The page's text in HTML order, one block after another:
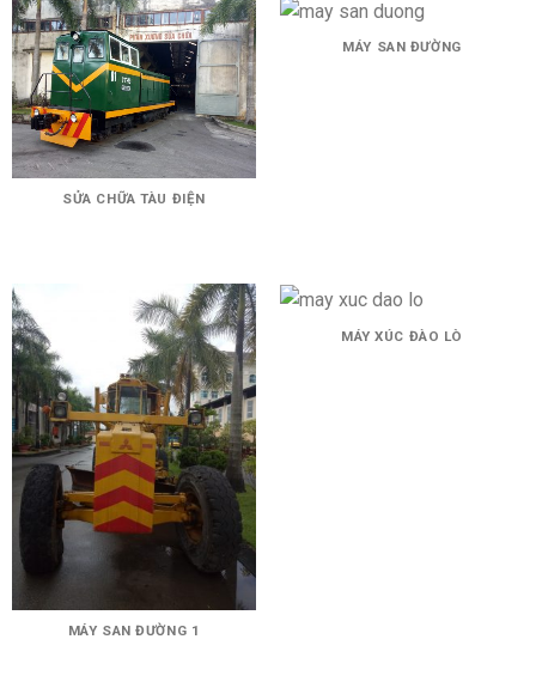
SỬA CHỮA TÀU ĐIỆN
MÁY SAN ĐƯỜNG
MÁY SAN ĐƯỜNG 1
MÁY XÚC ĐÀO LÒ